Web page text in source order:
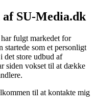
af SU-Media.dk
har fulgt markedet for
som et personligt
det store udbud af
siden vokset til at dække
til at kontakte mig